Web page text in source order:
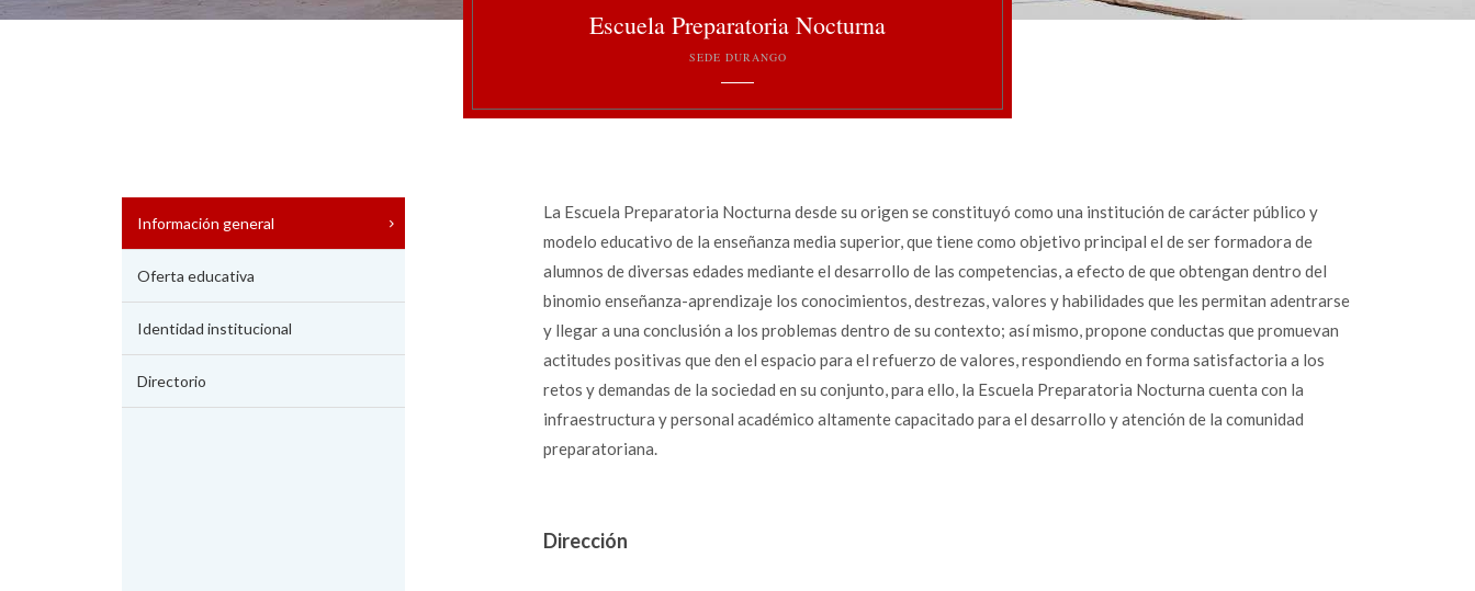
Escuela Preparatoria Nocturna
SEDE DURANGO
Información general
Oferta educativa
Identidad institucional
Directorio
La Escuela Preparatoria Nocturna desde su origen se constituyó como una institución de carácter público y
modelo educativo de la enseñanza media superior, que tiene como objetivo principal el de ser formadora de
alumnos de diversas edades mediante el desarrollo de las competencias, a efecto de que obtengan dentro del
binomio enseñanza-aprendizaje los conocimientos, destrezas, valores y habilidades que les permitan adentrarse
y llegar a una conclusión a los problemas dentro de su contexto; así mismo, propone conductas que promuevan
actitudes positivas que den el espacio para el refuerzo de valores, respondiendo en forma satisfactoria a los
retos y demandas de la sociedad en su conjunto, para ello, la Escuela Preparatoria Nocturna cuenta con la
infraestructura y personal académico altamente capacitado para el desarrollo y atención de la comunidad
preparatoriana.
Dirección